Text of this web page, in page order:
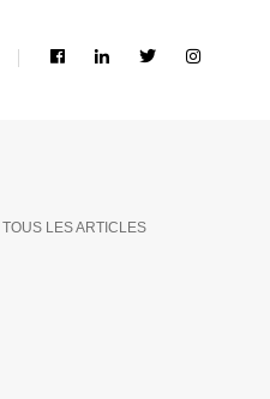
TOUS LES ARTICLES